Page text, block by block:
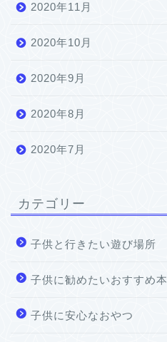
2020年11月
2020年10月
2020年9月
2020年8月
2020年7月
カテゴリー
子供と行きたい遊び場所
子供に勧めたいおすすめ本
子供に安心なおやつ